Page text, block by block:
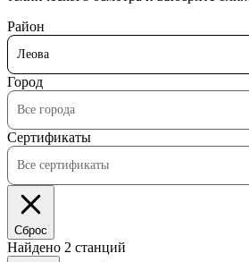
Район
Леова
Город
Все города
Сертификаты
Все сертификаты
Сброс
Найдено 2 станций